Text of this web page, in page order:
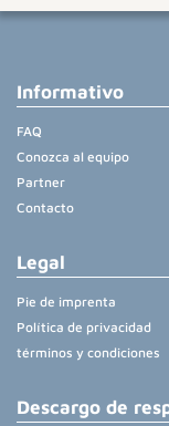
Informativo
FAQ
Conozca al equipo
Partner
Contacto
Legal
Pie de imprenta
Política de privacidad
términos y condiciones
Descargo de